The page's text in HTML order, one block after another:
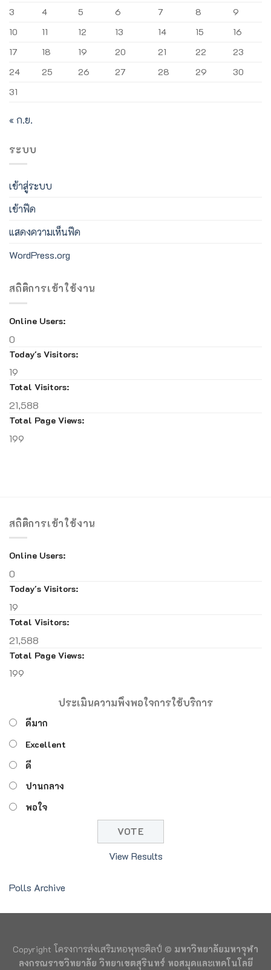
3
4 5 6 7 8
9
10
11 12 13 14 15
16
17
18 19 20 21 22
23
24
25 26 27 28 29
30
31
« ก.ย.
ระบบ
เข้าสู่ระบบ
เข้าฟีด
แสดงความเห็นฟีด
WordPress.org
สถิติการเข้าใช้งาน
Online Users:
0
Today's Visitors:
19
Total Visitors:
21,588
Total Page Views:
199
สถิติการเข้าใช้งาน
Online Users:
0
Today's Visitors:
19
Total Visitors:
21,588
Total Page Views:
199
ประเมินความพึงพอใจการใช้บริการ
ดีมาก
Excellent
ดี
ปานกลาง
พอใจ
View Results
Polls Archive
Copyright โครงการส่งเสริมหอพุทธศิลป์ © มหาวิทยาลัยมหาจุฬา
ลงกรณราชวิทยาลัย วิทยาเขตสุรินทร์ หอสมุดและเทคโนโลยี